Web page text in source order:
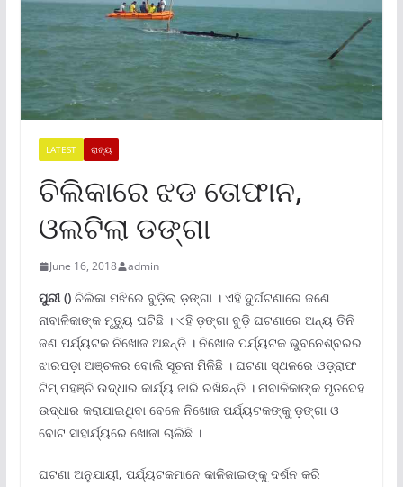
LATEST ରାଜ୍ୟ
ଚିଲିକାରେ ଝଡ ତୋଫାନ,
ଓଲଟିଲା ଡଙ୍ଗା
June 16, 2018 admin
ପୁରୀ ()ଚିଲିକା ମଝିରେ ବୁଡ଼ିଲା ଡ଼ଙ୍ଗା । ଏହି ଦୁର୍ଘଟଣାରେ ଜଣେ
ନାବାଳିକାଙ୍କ ମୃତ୍ୟୁ ଘଟିଛି । ଏହି ଡ଼ଙ୍ଗା ବୁଡ଼ି ଘଟଣାରେ ଅନ୍ୟ ତିନି
ଜଣ ପର୍ଯ୍ୟଟକ ନିଖୋଜ ଅଛନ୍ତି । ନିଖୋଜ ପର୍ଯ୍ୟଟକ ଭୁବନେଶ୍ବରର
ଝାରପଡ଼ା ଅଞ୍ଚଳର ବୋଲି ସୂଚନା ମିଳିଛି । ଘଟଣା ସ୍ଥଳରେ ଓଡ଼୍ରାଫ
ଟିମ୍ ପହଞ୍ଚି ଉଦ୍ଧାର କାର୍ଯ୍ୟ ଜାରି ରଖିଛନ୍ତି । ନାବାଳିକାଙ୍କ ମୃତଦେହ
ଉଦ୍ଧାର କରାଯାଇଥିବା ବେଳେ ନିଖୋଜ ପର୍ଯ୍ୟଟକଙ୍କୁ ଡ଼ଙ୍ଗା ଓ
ବୋଟ ସାହାର୍ଯ୍ୟରେ ଖୋଜା ଚାଲିଛି ।
ଘଟଣା ଅନୁଯାୟୀ, ପର୍ଯ୍ୟଟକମାନେ କାଳିଜାଇଙ୍କୁ ଦର୍ଶନ କରି